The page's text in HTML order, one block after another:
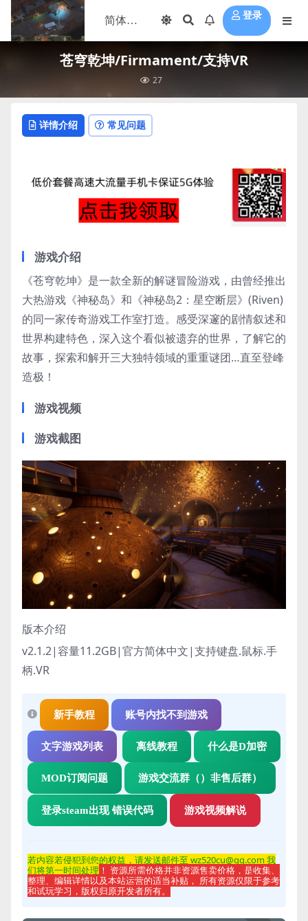
登录
苍穹乾坤/Firmament/支持VR
27
详情介绍 常见问题
游戏介绍
《苍穹乾坤》是一款全新的解谜冒险游戏，由曾经推出
大热游戏《神秘岛》和《神秘岛2：星空断层》(Riven)
的同一家传奇游戏工作室打造。感受深邃的剧情叙述和
世界构建特色，深入这个看似被遗弃的世界，了解它的
故事，探索和解开三大独特领域的重重谜团…直至登峰
造极！
游戏视频
游戏截图
版本介绍
v2.1.2|容量11.2GB|官方简体中文|支持键盘.鼠标.手
柄.VR
新手教程 账号内找不到游戏
文字游戏列表 离线教程 什么是D加密
MOD订阅问题 游戏交流群（）非售后群）
登录steam出现 错误代码 游戏视频解说
若内容若侵犯到您的权益，请发送邮件至 wz520cu@qq.com 我
们将第一时间处理 ！ 资源所需价格并非资源售卖价格，是收集、
整理、编辑详情以及本站运营的适当补贴， 所有资源仅限于参考
和试玩学习，版权归原开发者所有。